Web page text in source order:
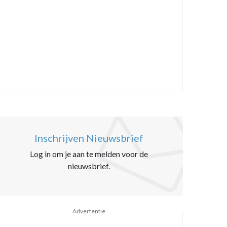
Inschrijven Nieuwsbrief
Log in om je aan te melden voor de
nieuwsbrief.
Advertentie